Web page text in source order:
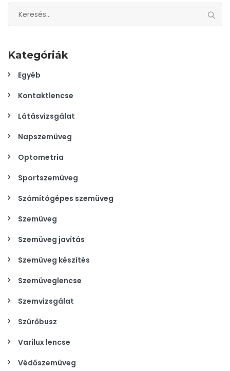
Kategóriák
Egyéb
Kontaktlencse
Látásvizsgálat
Napszemüveg
Optometria
Sportszemüveg
Számítógépes szemüveg
Szemüveg
Szemüveg javítás
Szemüveg készítés
Szemüveglencse
Szemvizsgálat
Szűrőbusz
Varilux lencse
Védőszemüveg